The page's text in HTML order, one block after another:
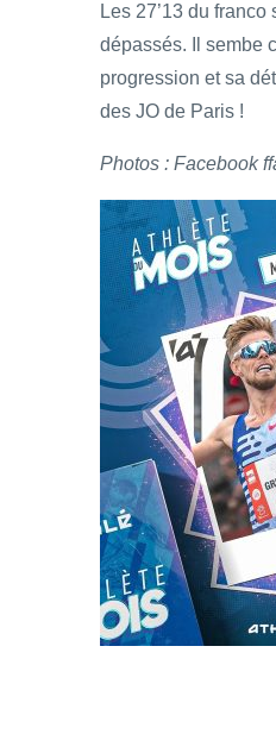
Les 27’13 du
dépassés. Il sembe
progression et sa
des JO de Paris !
Photos : Facebook